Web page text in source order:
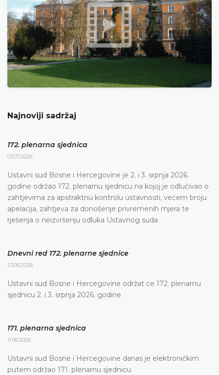
Najnoviji sadržaj
172. plenarna sjednica
03.07.2026.
Ustavni sud Bosne i Hercegovine je 2. i 3. srpnja 2026.
godine održao 172. plenarnu sjednicu na kojoj je odlučivao o
zahtjevima za apstraktnu kontrolu ustavnosti, većem broju
apelacija, zahtjeva za donošenje privremenih mjera te
rješenja o neizvršenju odluka Ustavnog suda
Dnevni red 172. plenarne sjednice
23.06.2026.
Ustavni sud Bosne i Hercegovine održat će 172. plenarnu
sjednicu 2. i 3. srpnja 2026. godine
171. plenarna sjednica
11.06.2026.
Ustavni sud Bosne i Hercegovine danas je elektroničkim
putem održao 171. plenarnu sjednicu